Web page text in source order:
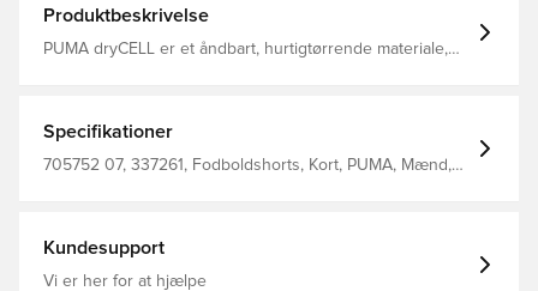
Produktbeskrivelse
PUMA dryCELL er et åndbart, hurtigtørrende materiale,
Specifikationer
705752 07, 337261, Fodboldshorts, Kort, PUMA, Mænd,
Kundesupport
Vi er her for at hjælpe